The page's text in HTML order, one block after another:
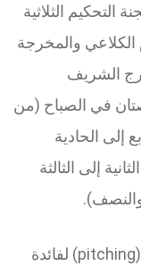
التحكيم الثلاثية
الكلاعي والمخرجة
الشريف
في الصباح (من
إلى الحادية
إلى الثالثة
والنصف).
كما يتضمن برنامجه أيضا ورشة تكوينية (pitching) لفائدة